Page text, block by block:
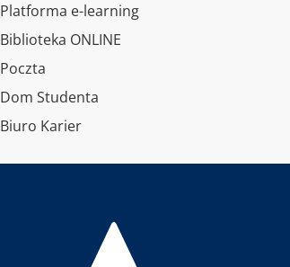
Platforma e-learning
Biblioteka ONLINE
Poczta
Dom Studenta
Biuro Karier